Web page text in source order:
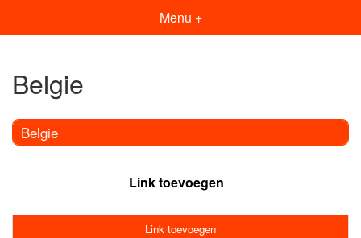
Menu +
Belgie
Belgie
Link toevoegen
Link toevoegen